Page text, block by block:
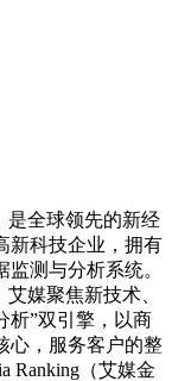
是全球领先的新经
新科技企业，拥有
测与分析系统。
媒聚焦新技术、
析”双引擎，以商
心，服务客户的整
Ranking（艾媒金